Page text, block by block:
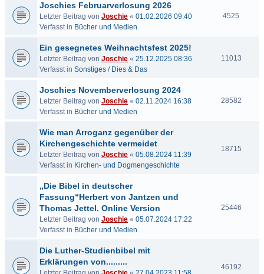
Joschies Februarverlosung 2026
Letzter Beitrag von Joschie « 01.02.2026 09:40
Verfasst in Bücher und Medien
4525
Ein gesegnetes Weihnachtsfest 2025!
Letzter Beitrag von Joschie « 25.12.2025 08:36
Verfasst in Sonstiges / Dies & Das
11013
Joschies Novemberverlosung 2024
Letzter Beitrag von Joschie « 02.11.2024 16:38
Verfasst in Bücher und Medien
28582
Wie man Arroganz gegenüber der
Kirchengeschichte vermeidet
Letzter Beitrag von Joschie « 05.08.2024 11:39
Verfasst in Kirchen- und Dogmengeschichte
18715
„Die Bibel in deutscher
Fassung“Herbert von Jantzen und
Thomas Jettel. Online Version
Letzter Beitrag von Joschie « 05.07.2024 17:22
Verfasst in Bücher und Medien
25446
Die Luther-Studienbibel mit
Erklärungen von.........
46192